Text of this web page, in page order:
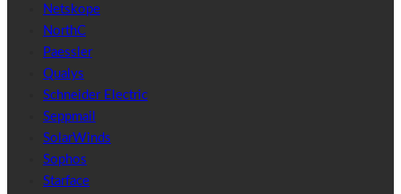
Netskope
NorthC
Paessler
Qualys
Schneider Electric
Seppmail
SolarWinds
Sophos
Starface